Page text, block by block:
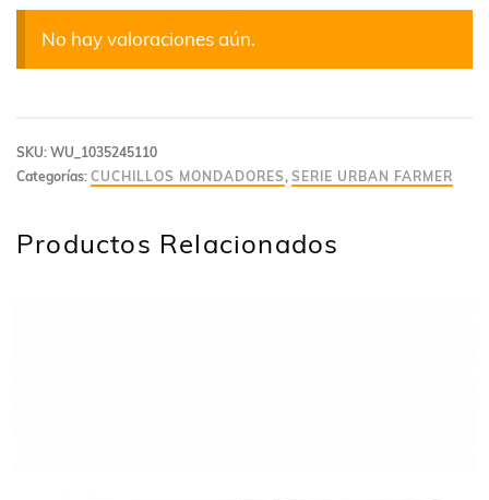
No hay valoraciones aún.
SKU: WU_1035245110
Categorías: CUCHILLOS MONDADORES , SERIE URBAN FARMER
Productos Relacionados